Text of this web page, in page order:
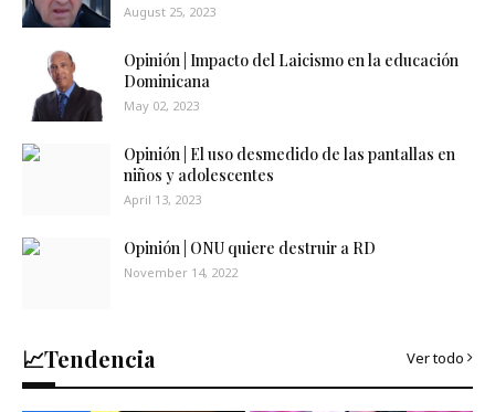
August 25, 2023
Opinión | Impacto del Laicismo en la educación
Dominicana
May 02, 2023
Opinión | El uso desmedido de las pantallas en
niños y adolescentes
April 13, 2023
Opinión | ONU quiere destruir a RD
November 14, 2022
📈Tendencia Ver todo